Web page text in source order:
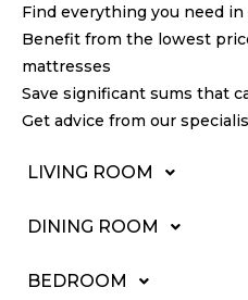
Find everything you need in
Benefit from the lowest
mattresses
Save significant sums that
Get advice from our
LIVING ROOM
DINING ROOM
BEDROOM